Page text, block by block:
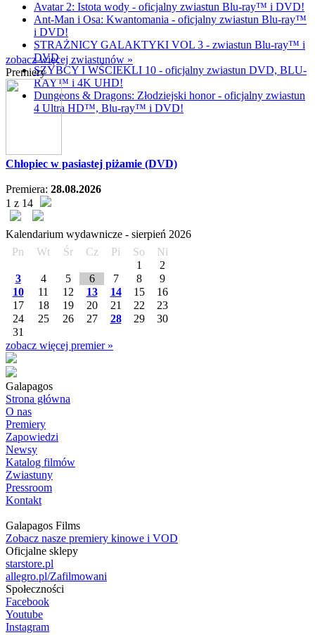
Avatar 2: Istota wody - oficjalny zwiastun Blu-ray™ i DVD!
Ant-Man i Osa: Kwantomania - oficjalny zwiastun Blu-ray™
i DVD!
STRAŻNICY GALAKTYKI VOL 3 - zwiastun Blu-ray™ i
DVD
SZYBCY I WŚCIEKLI 10 - oficjalny zwiastun DVD, BLU-
RAY™ i 4K UHD!
Dungeons & Dragons: Złodziejski honor - oficjalny zwiastun
4 Ultra HD™, Blu-ray™ i DVD!
zobacz więcej zwiastunów »
Premiery
Chłopiec w pasiastej piżamie (DVD)
Premiera: 28.08.2026
1 z 14
Kalendarium wydawnicze - sierpień 2026
Pn
Wt Śr Cz Pi So
Ni
1
2
3
4 5 6 7 8
9
10
11 12 13 14 15
16
17
18 19 20 21 22
23
24
25 26 27 28 29
30
31
zobacz więcej premier »
Galapagos
Strona główna
O nas
Premiery
Zapowiedzi
Newsy
Katalog filmów
Zwiastuny
Pressroom
Kontakt
Galapagos Films
Zobacz nasze premiery kinowe i VOD
Oficjalne sklepy
starstore.pl
allegro.pl/Zafilmowani
Społeczności
Facebook
Youtube
Instagram